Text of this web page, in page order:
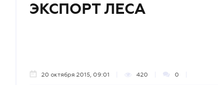
ЭКСПОРТ ЛЕСА
20 октября 2015, 09:01 420 0